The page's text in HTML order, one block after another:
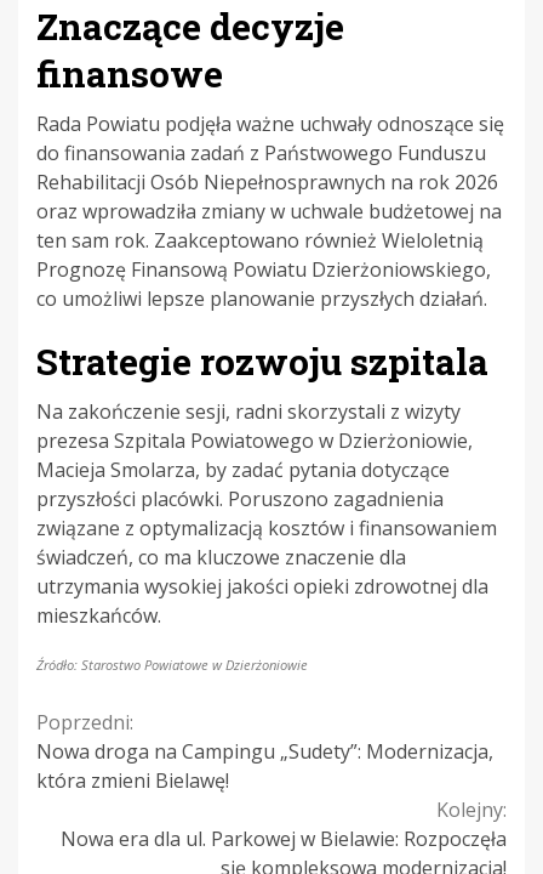
Znaczące decyzje
finansowe
Rada Powiatu podjęła ważne uchwały odnoszące się
do finansowania zadań z Państwowego Funduszu
Rehabilitacji Osób Niepełnosprawnych na rok 2026
oraz wprowadziła zmiany w uchwale budżetowej na
ten sam rok. Zaakceptowano również Wieloletnią
Prognozę Finansową Powiatu Dzierżoniowskiego,
co umożliwi lepsze planowanie przyszłych działań.
Strategie rozwoju szpitala
Na zakończenie sesji, radni skorzystali z wizyty
prezesa Szpitala Powiatowego w Dzierżoniowie,
Macieja Smolarza, by zadać pytania dotyczące
przyszłości placówki. Poruszono zagadnienia
związane z optymalizacją kosztów i finansowaniem
świadczeń, co ma kluczowe znaczenie dla
utrzymania wysokiej jakości opieki zdrowotnej dla
mieszkańców.
Źródło: Starostwo Powiatowe w Dzierżoniowie
Continue
Reading
Poprzedni:
Nowa droga na Campingu „Sudety”: Modernizacja,
która zmieni Bielawę!
Kolejny:
Nowa era dla ul. Parkowej w Bielawie: Rozpoczęła
się kompleksowa modernizacja!